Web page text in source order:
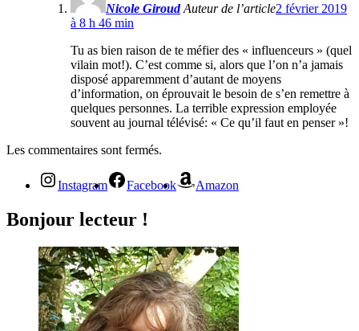
Nicole Giroud Auteur de l’article2 février 2019
à 8 h 46 min
Tu as bien raison de te méfier des « influenceurs » (quel
vilain mot!). C’est comme si, alors que l’on n’a jamais
disposé apparemment d’autant de moyens
d’information, on éprouvait le besoin de s’en remettre à
quelques personnes. La terrible expression employée
souvent au journal télévisé: « Ce qu’il faut en penser »!
Les commentaires sont fermés.
Instagram Facebook Amazon
Bonjour lecteur !